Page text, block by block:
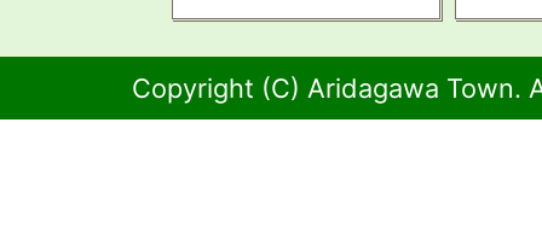
Copyright (C) Aridagawa Town.